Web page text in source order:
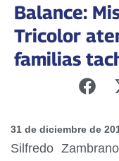
Balance:
Tricolor
familias
31 de diciembre de
Silfredo